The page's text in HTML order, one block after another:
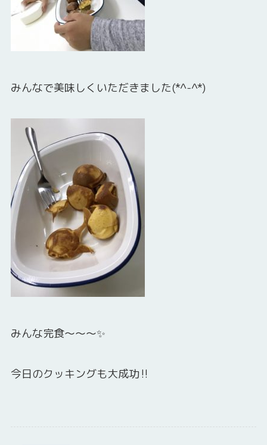
みんなで美味しくいただきました(*^-^*)
みんな完食～～～✨
今日のクッキングも大成功‼